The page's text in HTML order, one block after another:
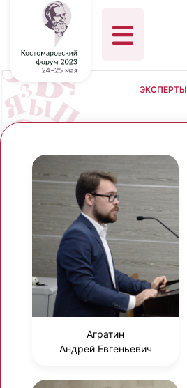
ЭКСПЕРТЫ
Агратин
Андрей Евгеньевич